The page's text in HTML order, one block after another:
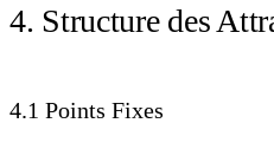
4. Structure des
4.1 Points Fixes